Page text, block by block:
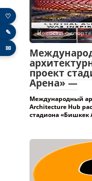
Новости о
проект
Арена» —
Международный
Architecture Hub
стадиона «Бишкек
♡
✎
✉